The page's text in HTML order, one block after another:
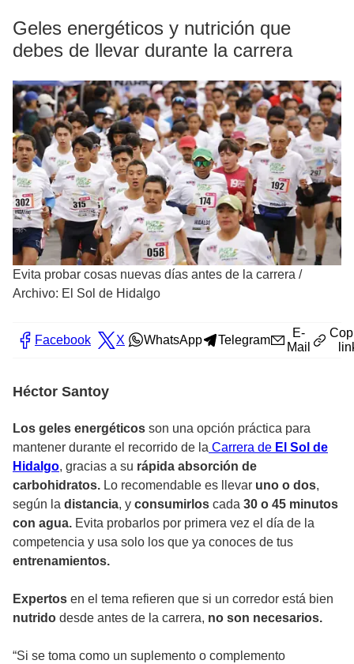
Geles energéticos y nutrición que
debes de llevar durante la carrera
Evita probar cosas nuevas días antes de la carrera /
Archivo: El Sol de Hidalgo
Facebook X WhatsApp Telegram
E-
Mail
Héctor Santoy
Los geles energéticos son una opción práctica para
mantener durante el recorrido de la Carrera de El Sol de
Hidalgo, gracias a su rápida absorción de
carbohidratos. Lo recomendable es llevar uno o dos,
según la distancia, y consumirlos cada 30 o 45 minutos
con agua. Evita probarlos por primera vez el día de la
competencia y usa solo los que ya conoces de tus
entrenamientos.
Expertos en el tema refieren que si un corredor está bien
nutrido desde antes de la carrera, no son necesarios.
“Si se toma como un suplemento o complemento